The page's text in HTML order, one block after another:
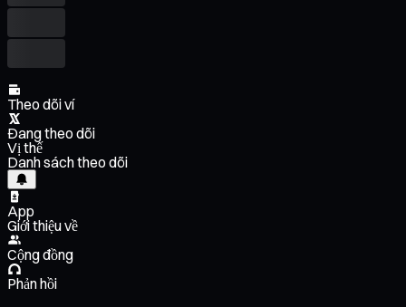
Theo dõi ví
Đang theo dõi
Vị thế
Danh sách theo dõi
App
Giới thiệu về
Cộng đồng
Phản hồi